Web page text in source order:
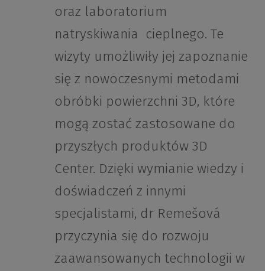
oraz laboratorium
natryskiwania cieplnego. Te
wizyty umożliwiły jej zapoznanie
się z nowoczesnymi metodami
obróbki powierzchni 3D, które
mogą zostać zastosowane do
przyszłych produktów 3D
Center. Dzięki wymianie wiedzy i
doświadczeń z innymi
specjalistami, dr Remešová
przyczynia się do rozwoju
zaawansowanych technologii w